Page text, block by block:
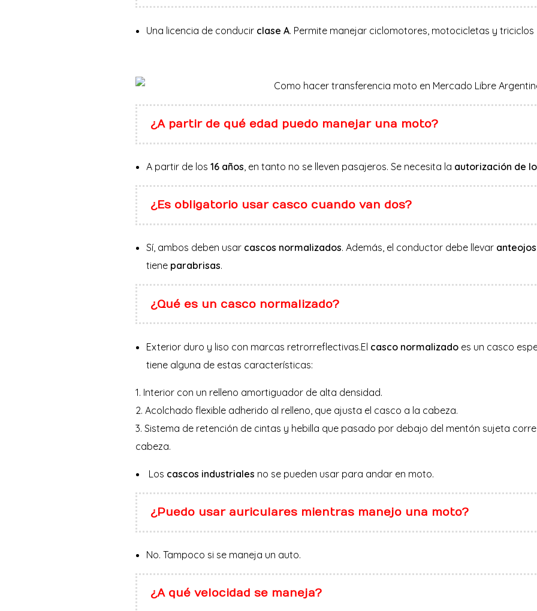
Una licencia de conducirclase A. Permite manejar ciclomotores, motocicletas y
¿A partir de qué edad puedo manejar una moto?
A partir de los 16 años, en tanto no se lleven pasajeros. Se necesita la autorización de
¿Es obligatorio usar casco cuando van dos?
Sí, ambos deben usar cascos normalizados. Además, el conductor debe llevar
tieneparabrisas.
¿Qué es un casco normalizado?
Exterior duro y liso con marcas retrorreflectivas.El casco normalizado es un casco
tiene alguna de estas características:
Interior con un relleno amortiguador de alta densidad.
Acolchado flexible adherido al relleno, que ajusta el casco a la cabeza.
Sistema de retención de cintas y hebilla que pasado por debajo del mentón sujeta
cabeza.
Los cascos industriales no se pueden usar para andar en moto.
¿Puedo usar auriculares mientras manejo una moto?
No. Tampoco si se maneja un auto.
¿A qué velocidad se maneja?